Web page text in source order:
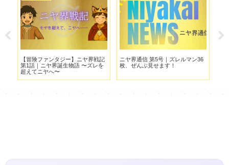
【冒険ファンタジー】ニヤ界戦記
第1話｜ニヤ界誕生物語 〜ズレを
超えてニヤへ〜
ニヤ界通信 第5号｜ズレルマン36
枚、ぜんぶ見せます！